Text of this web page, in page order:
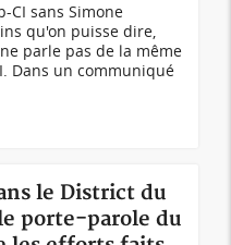
CI sans Simone
qu'on puisse dire,
parle pas de la même
Dans un communiqué
le District du
porte-parole du